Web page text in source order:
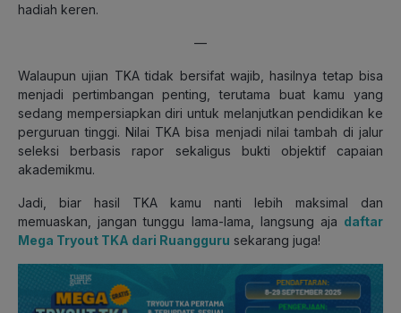
hadiah keren.
—
Walaupun ujian TKA tidak bersifat wajib, hasilnya tetap bisa
menjadi pertimbangan penting, terutama buat kamu yang
sedang mempersiapkan diri untuk melanjutkan pendidikan ke
perguruan tinggi. Nilai TKA bisa menjadi nilai tambah di jalur
seleksi berbasis rapor sekaligus bukti objektif capaian
akademikmu.
Jadi, biar hasil TKA kamu nanti lebih maksimal dan
memuaskan, jangan tunggu lama-lama, langsung aja daftar
Mega Tryout TKA dari Ruangguru sekarang juga!